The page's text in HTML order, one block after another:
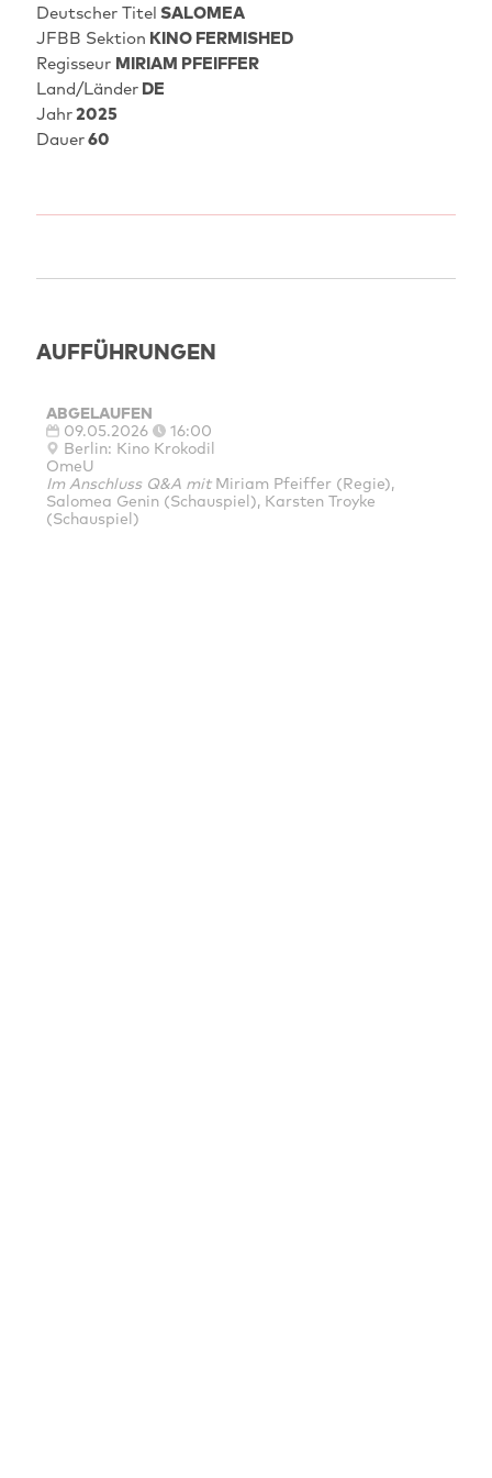
Deutscher Titel SALOMEA
JFBB Sektion KINO FERMISHED
Regisseur MIRIAM PFEIFFER
Land/LänderDE
Jahr2025
Dauer60
AUFFÜHRUNGEN
ABGELAUFEN
09.05.2026
16:00
Berlin: Kino Krokodil
OmeU
Im Anschluss Q&A mitMiriam Pfeiffer (Regie),
Salomea Genin (Schauspiel), Karsten Troyke
(Schauspiel)